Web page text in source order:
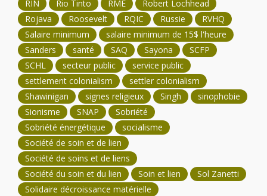
RIN
Rio Tinto RMÉ
Robert Lochhead
Rojava
Roosevelt RQIC Russie
RVHQ
Salaire minimum
salaire minimum de 15$ l'heure
Sanders
santé SAQ Sayona
SCFP
SCHL
secteur public
service public
settlement colonialism
settler colonialism
Shawinigan
signes religieux Singh
sinophobie
Sionisme
SNAP
Sobriété
Sobriété énergétique
socialisme
Société de soin et de lien
Société de soins et de liens
Société du soin et du lien
Soin et lien
Sol Zanetti
Solidaire décroissance matérielle